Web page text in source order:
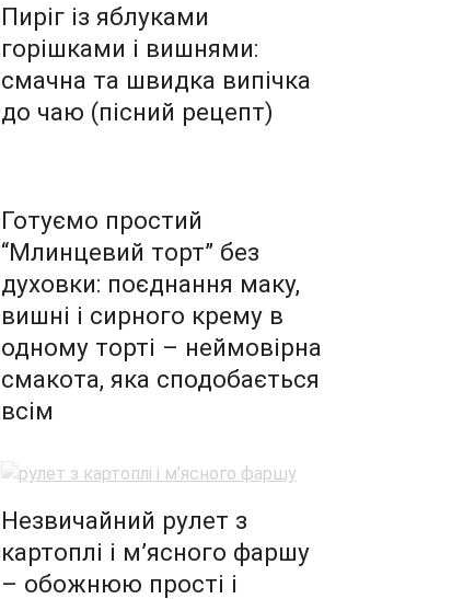
Пиріг із яблуками
горішками і вишнями:
смачна та швидка випічка
до чаю (пісний рецепт)
Готуємо простий
“Млинцевий торт” без
духовки: поєднання маку,
вишні і сирного крему в
одному торті – неймовірна
смакота, яка сподобається
всім
Незвичайний рулет з
картоплі і м’ясного фаршу
– обожнюю прості і